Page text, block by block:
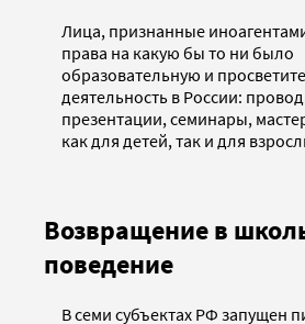
Лица, признанные
права на какую бы то ни было
образовательную и
деятельность в России:
презентации, семинары,
как для детей, так и для
Возвращение в
поведение
В семи субъектах РФ запущен